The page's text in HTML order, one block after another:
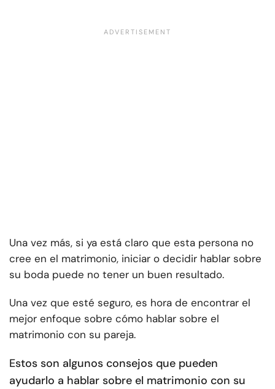
Una vez más, si ya está claro que esta persona no
cree en el matrimonio, iniciar o decidir hablar sobre
su boda puede no tener un buen resultado.
Una vez que esté seguro, es hora de encontrar el
mejor enfoque sobre cómo hablar sobre el
matrimonio con su pareja.
Estos son algunos consejos que pueden
ayudarlo a hablar sobre el matrimonio con su